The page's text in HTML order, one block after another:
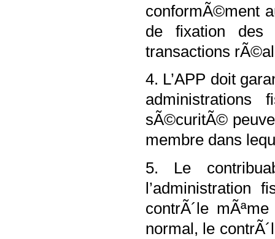
conformÃ©ment
de fixation des
transactions
4. L’APP doit
administrations
sÃ©curitÃ©
membre dans
5. Le
l’administration
contrÃ´le
normal, le